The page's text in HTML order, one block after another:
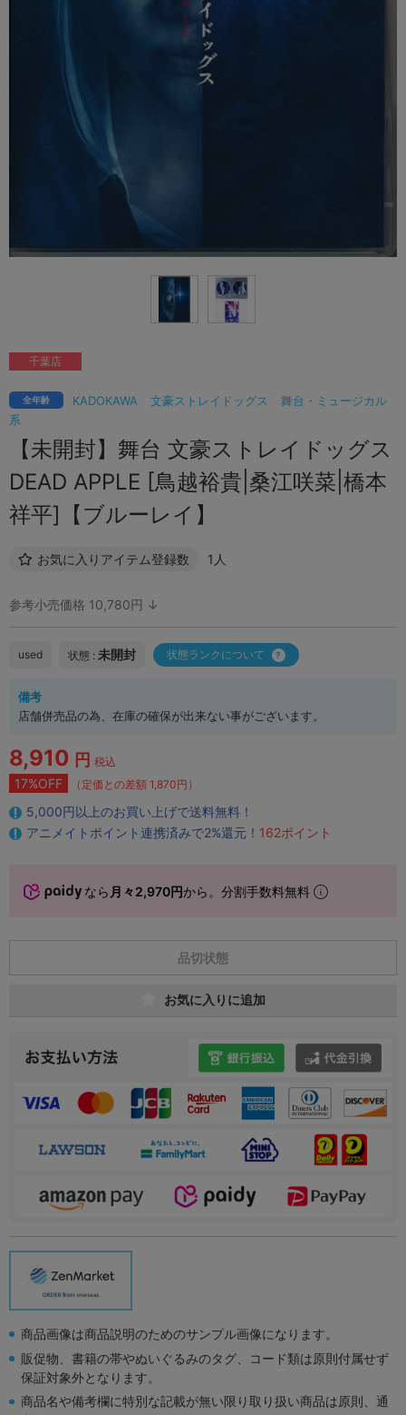
KADOKAWA 文豪ストレイドッグス
舞台・ミュージカル
系
全年齢
【未開封】舞台 文豪ストレイドッグス
DEAD APPLE [鳥越裕貴|桑江咲菜|橋本
祥平]【ブルーレイ】
お気に入りアイテム登録数 1人
千葉店
参考小売価格 10,780円 ↓
used 状態 : 未開封 状態ランクについて
備考
店舗併売品の為、在庫の確保が出来ない事がございます。
8,910 円 税込
17%OFF （定価との差額 1,870円）
5,000円以上のお買い上げで送料無料！
アニメイトポイント連携済みで2%還元！ 162ポイント
なら 月々2,970円から。分割手数料無料
品切状態
お気に入りに追加
商品画像は商品説明のためのサンプル画像になります。
販促物、書籍の帯やぬいぐるみのタグ、コード類は原則付属せず
保証対象外となります。
商品名や備考欄に特別な記載が無い限り取り扱い商品は原則、通